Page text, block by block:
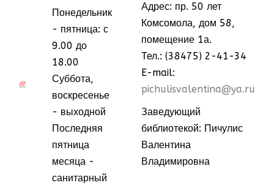
Понедельник
- пятница: с
9.00 до
18.00
Суббота,
воскресенье
- выходной
Последняя
пятница
месяца -
санитарный
Адрес: пр. 50 лет
Комсомола, дом 58,
помещение 1а.
Тел.: (38475) 2-41-34
E-mail:
pichulisvalentina@ya.ru
Заведующий
библиотекой: Пичулис
Валентина
Владимировна